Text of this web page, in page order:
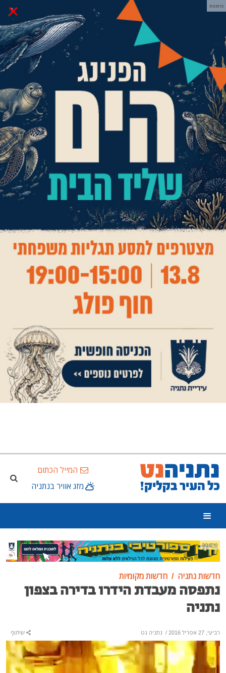
× פרסומת
המייל הכתום
מזג אוויר בנתניה
פרסומת
חדשות נתניה חדשות מקומיות
נתפסה מעבדת הידרו בדירה בצפון
נתניה
רביעי, 27 אפריל 2016 / נתניה נט שיתוף